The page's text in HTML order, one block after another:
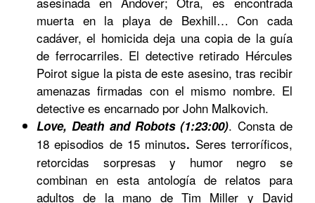
muerta en la playa de Bexhill… Con cada
cadáver, el homicida deja una copia de la guía
de ferrocarriles. El detective retirado Hércules
Poirot sigue la pista de este asesino, tras recibir
amenazas firmadas con el mismo nombre. El
detective es encarnado por John Malkovich.
Love, Death and Robots (1:23:00). Consta de
18 episodios de 15 minutos. Seres terroríficos,
retorcidas sorpresas y humor negro se
combinan en esta antología de relatos para
adultos de la mano de Tim Miller y David